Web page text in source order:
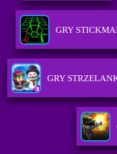
GRY
GRY